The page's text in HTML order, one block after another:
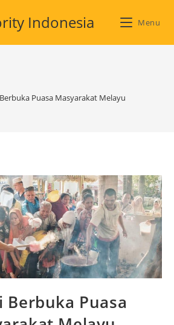
Indonesia Menu
Puasa Masyarakat Melayu
Berbuka Puasa